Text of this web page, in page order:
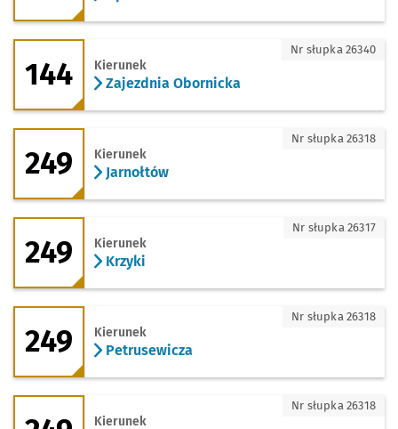
144 - kierunek Zajezdnia Obornicka
144 Kierunek
Zajezdnia Obornicka
Nr słupka 26340
249 - kierunek Jarnołtów
249 Kierunek
Jarnołtów
Nr słupka 26318
249 - kierunek Krzyki
249 Kierunek
Krzyki
Nr słupka 26317
249 - kierunek Petrusewicza
249 Kierunek
Petrusewicza
Nr słupka 26318
249 - kierunek Gaj - Pętla
Kierunek
Nr słupka 26318